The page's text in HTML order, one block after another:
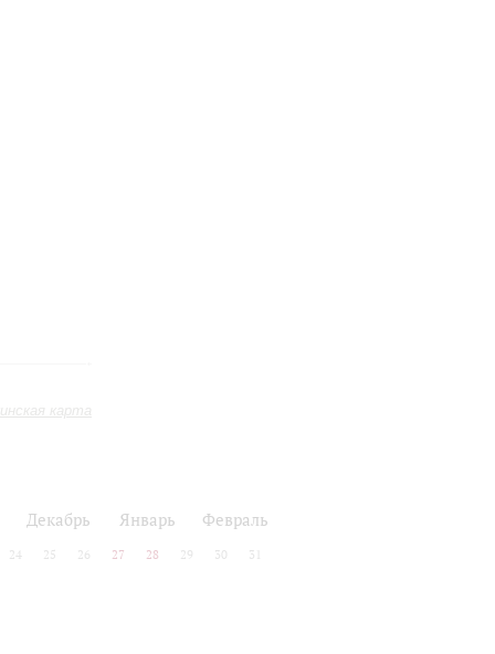
карта
Декабрь Январь Февраль
24 25 26 27 28 29 30 31